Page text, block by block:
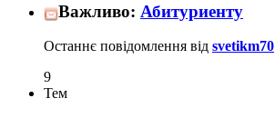
Важливо: Абитуриенту
Останнє повідомлення від svetikm70
9
Тем